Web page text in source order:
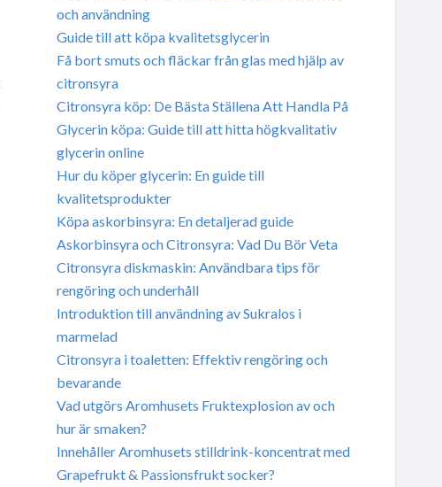
och användning
Guide till att köpa kvalitetsglycerin
Få bort smuts och fläckar från glas med hjälp av
citronsyra
Citronsyra köp: De Bästa Ställena Att Handla På
Glycerin köpa: Guide till att hitta högkvalitativ
glycerin online
Hur du köper glycerin: En guide till
kvalitetsprodukter
Köpa askorbinsyra: En detaljerad guide
Askorbinsyra och Citronsyra: Vad Du Bör Veta
Citronsyra diskmaskin: Användbara tips för
rengöring och underhåll
Introduktion till användning av Sukralos i
marmelad
Citronsyra i toaletten: Effektiv rengöring och
bevarande
Vad utgörs Aromhusets Fruktexplosion av och
hur är smaken?
Innehåller Aromhusets stilldrink-koncentrat med
Grapefrukt & Passionsfrukt socker?